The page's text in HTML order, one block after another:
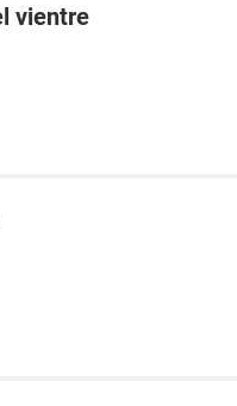
vientre